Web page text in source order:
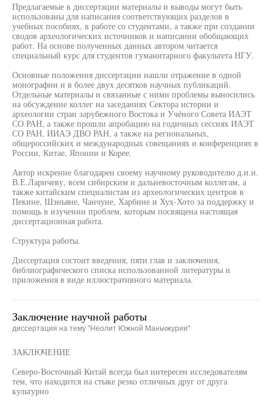
Предлагаемые в диссертации материалы и выводы могут быть
использованы для написания соответствующих разделов в
учебных пособиях, в работе со студентами, а также при создании
сводов археологических источников и написании обобщающих
работ. На основе полученных данных автором читается
специальный курс для студентов гуманитарного факультета НГУ.
Основные положения диссертации нашли отражение в одной
монографии и в более двух десятков научных публикаций.
Отдельные материалы и связанные с ними проблемы выносились
на обсуждение коллег на заседаниях Сектора истории и
археологии стран зарубежного Востока и Учёного Совета ИАЭТ
СО РАН, а также прошли апробацию на годичных сессиях ИАЭТ
СО РАН, ИИАЭ ДВО РАН, а также на региональных,
общероссийских и международных совещаниях и конференциях в
России, Китае, Японии и Корее.
Автор искренне благодарен своему научному руководителю д.и.н.
В.Е.Ларичеву, всем сибирским и дальневосточным коллегам, а
также китайским специалистам из археологических центров в
Пекине, Шэньяне, Чанчуне, Харбине и Хух-Хото за поддержку и
помощь в изучении проблем, которым посвящена настоящая
диссертационная работа.
Структура работы.
Диссертация состоит введения, пяти глав и заключения,
библиографического списка использованной литературы и
приложения в виде иллюстративного материала.
Заключение научной работы
диссертация на тему "Неолит Южной Маньчжурии"
ЗАКЛЮЧЕНИЕ
Северо-Восточный Китай всегда был интересен исследователям
тем, что находится на стыке резко отличных друг от друга
культурно